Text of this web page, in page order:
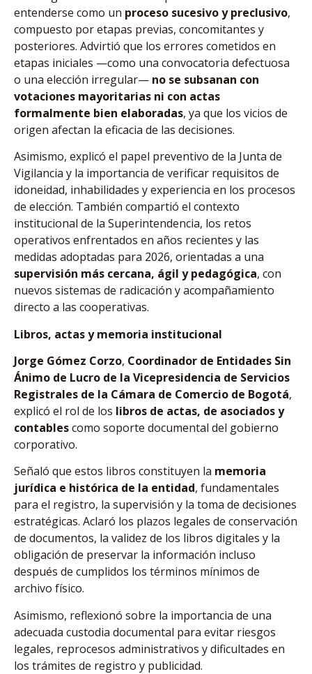
entenderse como un proceso sucesivo y preclusivo,
compuesto por etapas previas, concomitantes y
posteriores. Advirtió que los errores cometidos en
etapas iniciales —como una convocatoria defectuosa
o una elección irregular— no se subsanan con
votaciones mayoritarias ni con actas
formalmente bien elaboradas, ya que los vicios de
origen afectan la eficacia de las decisiones.
Asimismo, explicó el papel preventivo de la Junta de
Vigilancia y la importancia de verificar requisitos de
idoneidad, inhabilidades y experiencia en los procesos
de elección. También compartió el contexto
institucional de la Superintendencia, los retos
operativos enfrentados en años recientes y las
medidas adoptadas para 2026, orientadas a una
supervisión más cercana, ágil y pedagógica, con
nuevos sistemas de radicación y acompañamiento
directo a las cooperativas.
Libros, actas y memoria institucional
Jorge Gómez Corzo, Coordinador de Entidades Sin
Ánimo de Lucro de la Vicepresidencia de Servicios
Registrales de la Cámara de Comercio de Bogotá,
explicó el rol de los libros de actas, de asociados y
contablescomo soporte documental del gobierno
corporativo.
Señaló que estos libros constituyen la memoria
jurídica e histórica de la entidad, fundamentales
para el registro, la supervisión y la toma de decisiones
estratégicas. Aclaró los plazos legales de conservación
de documentos, la validez de los libros digitales y la
obligación de preservar la información incluso
después de cumplidos los términos mínimos de
archivo físico.
Asimismo, reflexionó sobre la importancia de una
adecuada custodia documental para evitar riesgos
legales, reprocesos administrativos y dificultades en
los trámites de registro y publicidad.